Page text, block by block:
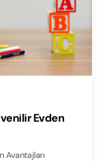
Evden
Avantajları